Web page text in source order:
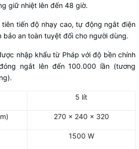
giữ nhiệt lên đến 48 giờ.
tiên tiến độ nhạy cao, tự động ngắt điện
bảo an toàn tuyệt đối cho người dùng.
nhập khẩu từ Pháp với độ bền chính
ngắt lên đến 100.000 lần (tương
5 lít
270 x 240 x 320
1500 W